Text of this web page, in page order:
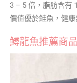
3 – 5 倍，脂肪含有
價值優於鮭魚，健康
鱘龍魚推薦商